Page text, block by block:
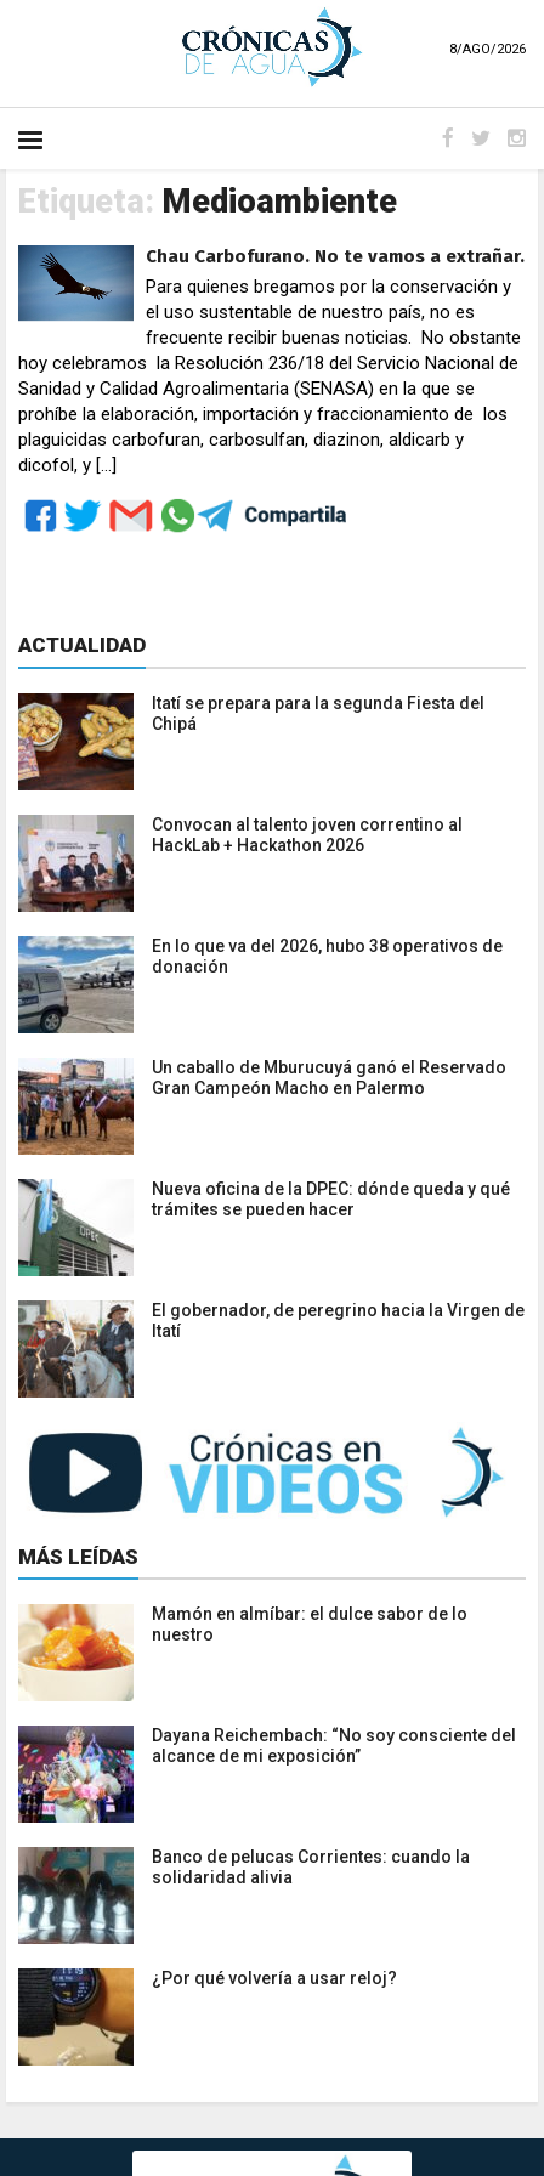
8/AGO/2026
Etiqueta: Medioambiente
Chau Carbofurano. No te vamos a extrañar.
Para quienes bregamos por la conservación y
el uso sustentable de nuestro país, no es
frecuente recibir buenas noticias. No obstante
hoy celebramos la Resolución 236/18 del Servicio Nacional de
Sanidad y Calidad Agroalimentaria (SENASA) en la que se
prohíbe la elaboración, importación y fraccionamiento de los
plaguicidas carbofuran, carbosulfan, diazinon, aldicarb y
dicofol, y […]
ACTUALIDAD
Itatí se prepara para la segunda Fiesta del
Chipá
Convocan al talento joven correntino al
HackLab + Hackathon 2026
En lo que va del 2026, hubo 38 operativos de
donación
Un caballo de Mburucuyá ganó el Reservado
Gran Campeón Macho en Palermo
Nueva oficina de la DPEC: dónde queda y qué
trámites se pueden hacer
El gobernador, de peregrino hacia la Virgen de
Itatí
MÁS LEÍDAS
Mamón en almíbar: el dulce sabor de lo
nuestro
Dayana Reichembach: “No soy consciente del
alcance de mi exposición”
Banco de pelucas Corrientes: cuando la
solidaridad alivia
¿Por qué volvería a usar reloj?